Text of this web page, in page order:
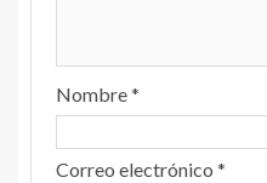
Nombre*
Correo electrónico *